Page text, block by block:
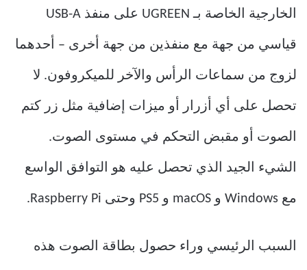
الخارجية الخاصة بـ UGREEN على منفذ USB-A
قياسي من جهة مع منفذين من جهة أخرى – أحدهما
لزوج من سماعات الرأس والآخر للميكروفون. لا
تحصل على أي أزرار أو ميزات إضافية مثل زر كتم
الصوت أو مقبض التحكم في مستوى الصوت.
الشيء الجيد الذي تحصل عليه هو التوافق الواسع
مع Windows و macOS و PS5 وحتى Raspberry Pi.
السبب الرئيسي وراء حصول بطاقة الصوت هذه